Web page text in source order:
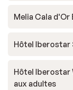
Melia Cala
Hôtel Iberostar
Hôtel Iberostar
aux adultes